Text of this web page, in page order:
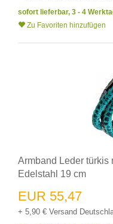
sofort lieferbar, 3 - 4
Zu Favoriten hinzufügen
Armband Leder türkis
Edelstahl 19 cm
EUR 55,47
+ 5,90 € Versand